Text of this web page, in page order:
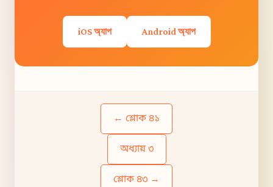
iOS অ্যাপ Android অ্যাপ
← শ্লোক ৪১
অধ্যায় ৩
শ্লোক ৪৩ →